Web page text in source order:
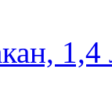
1,4